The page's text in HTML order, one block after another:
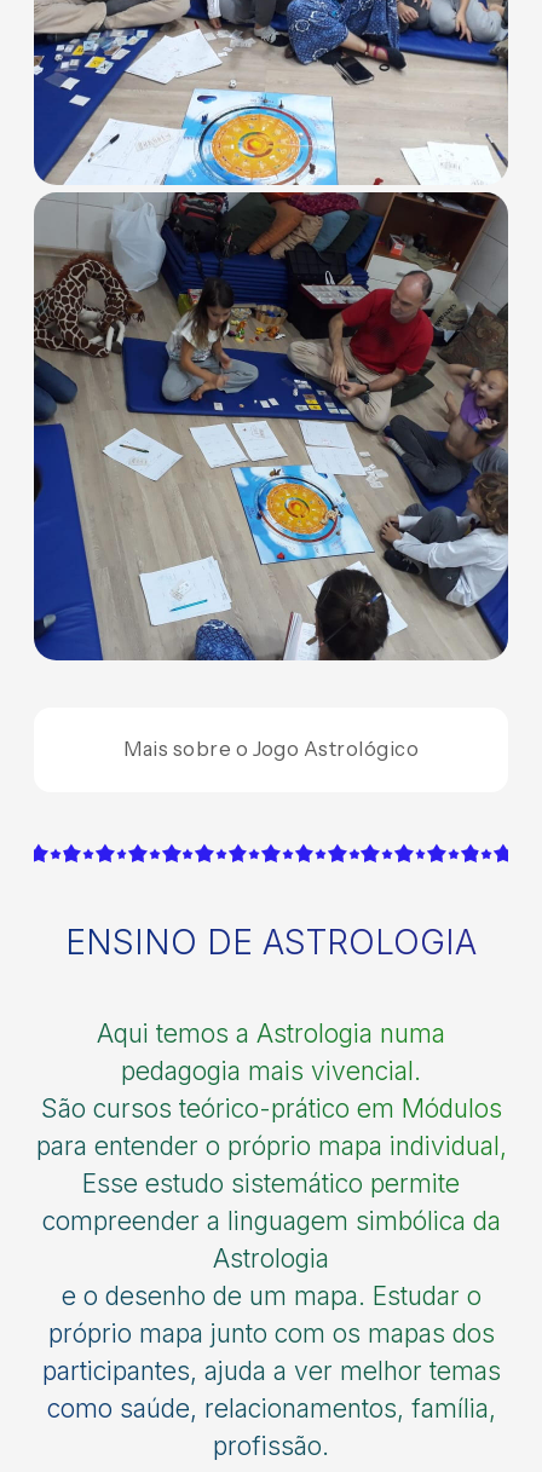
Mais sobre o Jogo Astrológico
ENSINO DE ASTROLOGIA
Aqui temos a Astrologia numa
pedagogia mais vivencial.
São cursos teórico-prático em Módulos
para entender o próprio mapa individual,
Esse estudo sistemático permite
compreender a linguagem simbólica da
Astrologia
e o desenho de um mapa. Estudar o
próprio mapa junto com os mapas dos
participantes, ajuda a ver melhor temas
como saúde, relacionamentos, família,
profissão.